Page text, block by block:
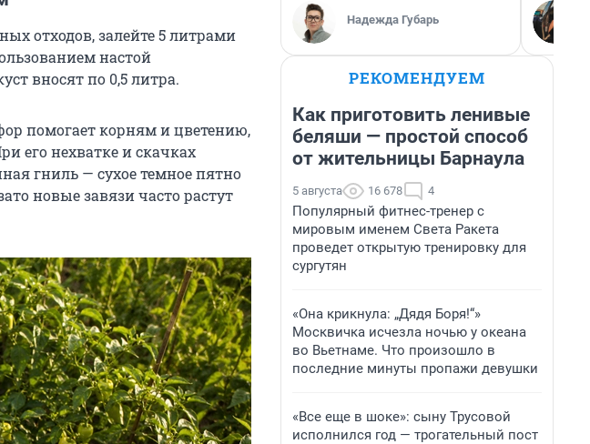
отходов, залейте 5 литрами
настой
вносят по 0,5 литра.
помогает корням и цветению,
его нехватке и скачках
гниль — сухое темное пятно
новые завязи часто растут
Надежда Губарь
РЕКОМЕНДУЕМ
Как приготовить ленивые
беляши — простой способ
от жительницы Барнаула
5 августа 16 678 4
Популярный фитнес-тренер с
мировым именем Света Ракета
проведет открытую тренировку для
сургутян
«Она крикнула: „Дядя Боря!“»
Москвичка исчезла ночью у океана
во Вьетнаме. Что произошло в
последние минуты пропажи девушки
«Все еще в шоке»: сыну Трусовой
исполнился год — трогательный пост